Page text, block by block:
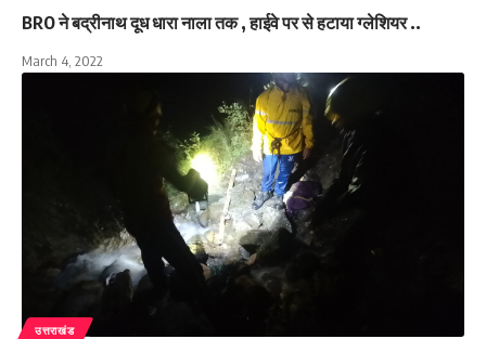
BRO ने बद्रीनाथ दूध धारा नाला तक , हाईवे पर से हटाया ग्लेशियर ..
March 4, 2022
उत्तराखंड